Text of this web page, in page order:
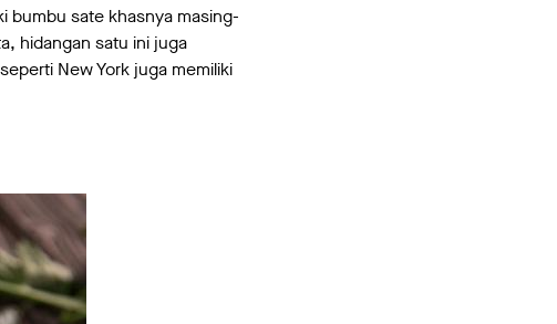
bumbu sate khasnya masing-
hidangan satu ini juga
New York juga memiliki